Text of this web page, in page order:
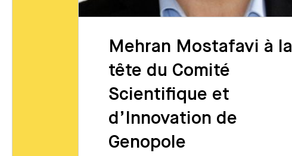
Mehran Mostafavi à la
tête du Comité
Scientifique et
d’Innovation de
Genopole